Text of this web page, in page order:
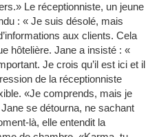
Le réceptionniste, un jeune
: « Je suis désolé, mais
aux clients. Cela
hôtelière. Jane a insisté : «
Je crois qu’il est ici et il
de la réceptionniste
«Je comprends, mais je
Jane se détourna, ne sachant
là, elle entendit la